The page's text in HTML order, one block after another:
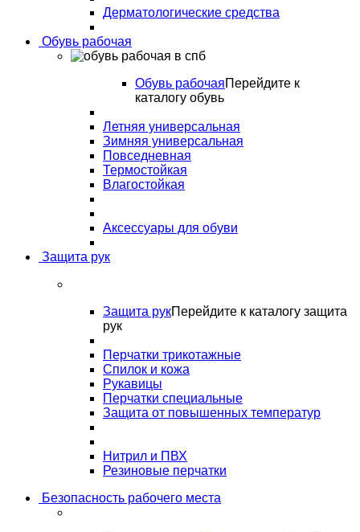
Дерматологические средства
Обувь рабочая
Обувь рабочаяПерейдите к
каталогу обувь
Летняя универсальная
Зимняя универсальная
Повседневная
Термостойкая
Влагостойкая
Аксессуары для обуви
Защита рук
Защита рукПерейдите к каталогу защита
рук
Перчатки трикотажные
Спилок и кожа
Рукавицы
Перчатки специальные
Защита от повышенных температур
Нитрил и ПВХ
Резиновые перчатки
Безопасность рабочего места